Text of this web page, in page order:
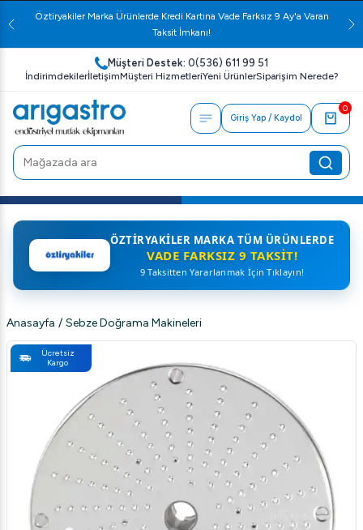
Öztiryakiler Marka Ürünlerde Kredi Kartına Vade Farksız 9 Ay'a Varan
Taksit İmkanı!
Müşteri Destek: 0(536) 611 99 51
İndirimdekilerİletişimMüşteri HizmetleriYeni ÜrünlerSiparişim Nerede?
Giriş Yap / Kaydol
0
ÖZTIRYAKILER MARKA TÜM ÜRÜNLERDE
VADE FARKSIZ 9 TAKSIT!
9 Taksitten Yararlanmak İçin Tıklayın!
Anasayfa / Sebze Doğrama Makineleri
Ücretsiz
Kargo